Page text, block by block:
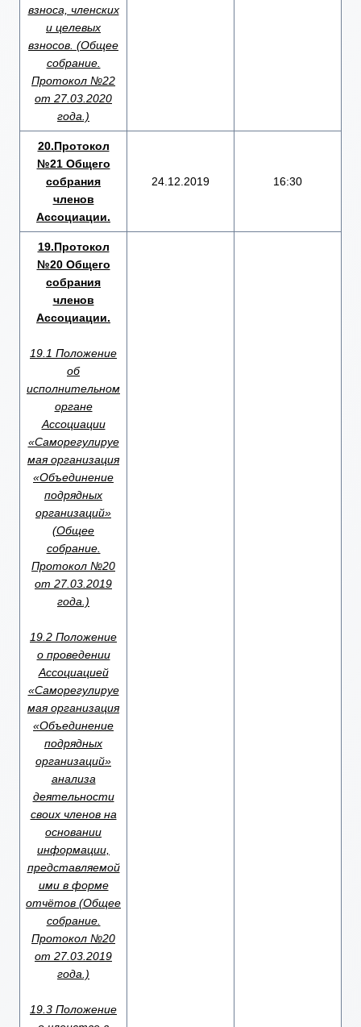
взноса, членских
и целевых
взносов. (Общее
собрание.
Протокол №22
от 27.03.2020
года.)
20.Протокол
№21 Общего
собрания
членов
Ассоциации.
24.12.2019 16:30
19.Протокол
№20 Общего
собрания
членов
Ассоциации.
19.1 Положение
об
исполнительном
органе
Ассоциации
«Саморегулируе
мая организация
«Объединение
подрядных
организаций»
(Общее
собрание.
Протокол №20
от 27.03.2019
года.)
19.2 Положение
о проведении
Ассоциацией
«Саморегулируе
мая организация
«Объединение
подрядных
организаций»
анализа
деятельности
своих членов на
основании
информации,
представляемой
ими в форме
отчётов (Общее
собрание.
Протокол №20
от 27.03.2019
года.)
19.3 Положение